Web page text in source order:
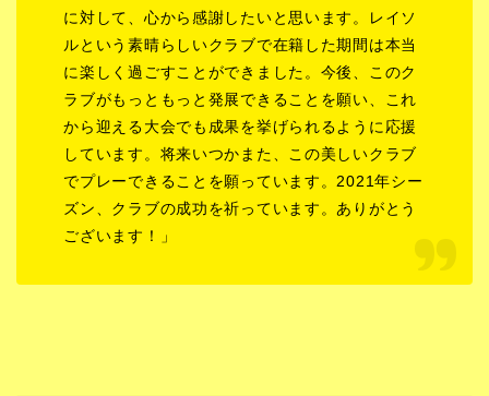
に対して、心から感謝したいと思います。レイソ
ルという素晴らしいクラブで在籍した期間は本当
に楽しく過ごすことができました。今後、このク
ラブがもっともっと発展できることを願い、これ
から迎える大会でも成果を挙げられるように応援
しています。将来いつかまた、この美しいクラブ
でプレーできることを願っています。2021年シー
ズン、クラブの成功を祈っています。ありがとう
ございます！」